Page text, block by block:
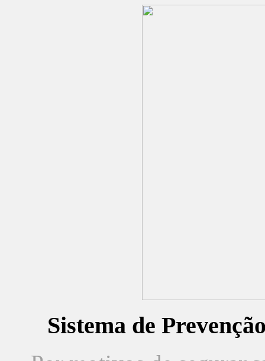
Sistema de